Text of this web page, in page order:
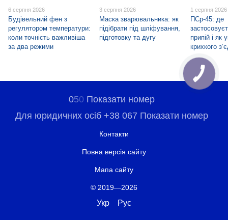
6 серпня 2026
Будівельний фен з
регулятором температури:
коли точність важливіша
за два режими
3 серпня 2026
Маска зварювальника: як
підібрати під шліфування,
підготовку та дугу
1 серпня 2026
ПСр-45: де
припій і як
крихкого
050 Показати номер
Для юридичних осіб +38 067 Показати номер
Контакти
Повна версія сайту
Мапа сайту
© 2019—2026
Укр Рус